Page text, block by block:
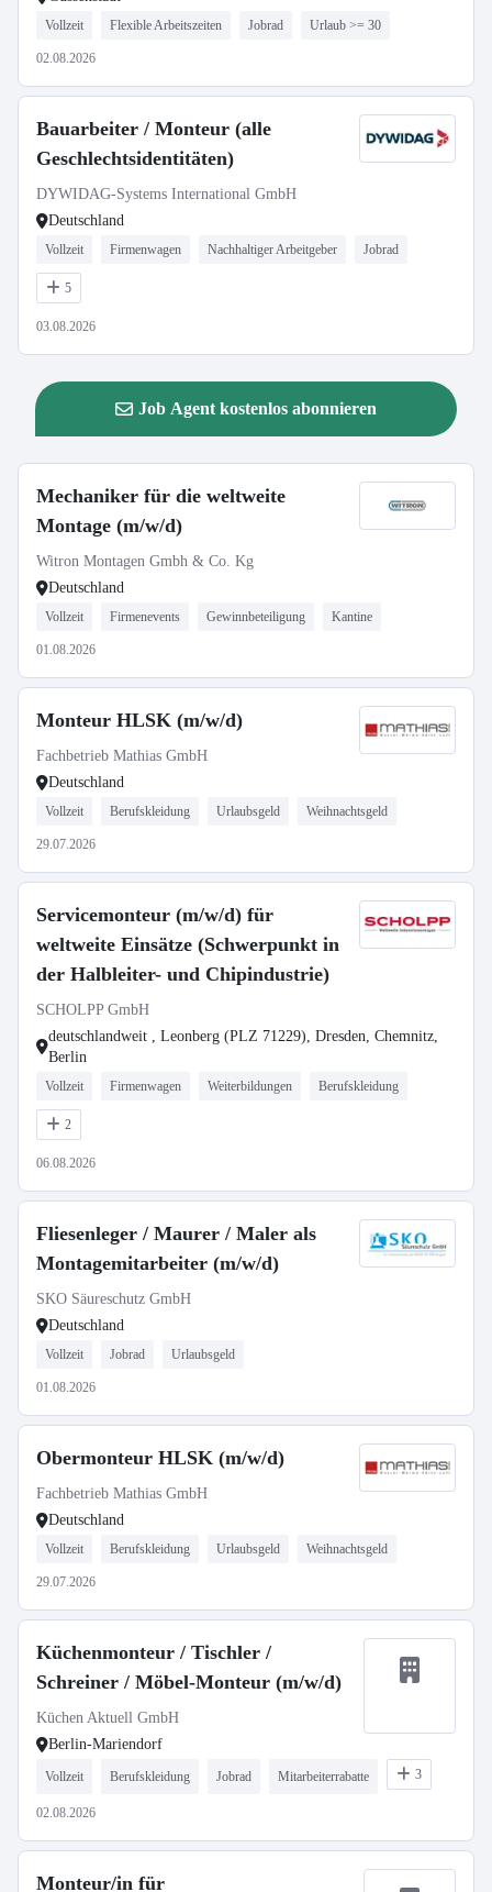
Vollzeit Flexible Arbeitszeiten Jobrad Urlaub >= 30
02.08.2026
Bauarbeiter / Monteur (alle
Geschlechtsidentitäten)
DYWIDAG-Systems International GmbH
Deutschland
Vollzeit Firmenwagen Nachhaltiger Arbeitgeber Jobrad
5
03.08.2026
Job Agent kostenlos abonnieren
Mechaniker für die weltweite
Montage (m/w/d)
Witron Montagen Gmbh & Co. Kg
Deutschland
Vollzeit Firmenevents Gewinnbeteiligung Kantine
01.08.2026
Monteur HLSK (m/w/d)
Fachbetrieb Mathias GmbH
Deutschland
Vollzeit Berufskleidung Urlaubsgeld Weihnachtsgeld
29.07.2026
Servicemonteur (m/w/d) für
weltweite Einsätze (Schwerpunkt in
der Halbleiter- und Chipindustrie)
SCHOLPP GmbH
deutschlandweit , Leonberg (PLZ 71229), Dresden, Chemnitz,
Berlin
Vollzeit Firmenwagen Weiterbildungen Berufskleidung
2
06.08.2026
Fliesenleger / Maurer / Maler als
Montagemitarbeiter (m/w/d)
SKO Säureschutz GmbH
Deutschland
Vollzeit Jobrad Urlaubsgeld
01.08.2026
Obermonteur HLSK (m/w/d)
Fachbetrieb Mathias GmbH
Deutschland
Vollzeit Berufskleidung Urlaubsgeld Weihnachtsgeld
29.07.2026
Küchenmonteur / Tischler /
Schreiner / Möbel-Monteur (m/w/d)
Küchen Aktuell GmbH
Berlin-Mariendorf
Vollzeit Berufskleidung Jobrad Mitarbeiterrabatte 3
02.08.2026
Monteur/in für